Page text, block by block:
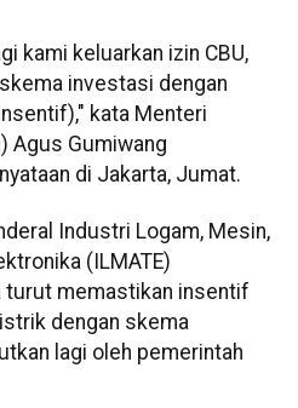
kami keluarkan izin CBU,
investasi dengan
kata Menteri
Agus Gumiwang
di Jakarta, Jumat.
Industri Logam, Mesin,
(ILMATE)
turut memastikan insentif
dengan skema
lagi oleh pemerintah